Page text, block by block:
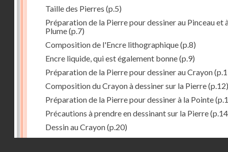
Taille des Pierres (p.5)
Préparation de la Pierre pour dessiner au Pinceau et
Plume(p.7)
Composition de l'Encre lithographique(p.8)
Encre liquide, qui est également bonne(p.9)
Préparation de la Pierre pour dessiner au Crayon
Composition du Crayon à dessiner sur la Pierre(p.12)
Préparation de la Pierre pour dessiner à la Pointe
Précautions à prendre en dessinant sur la Pierre
Dessin au Crayon(p.20)
Dessin à l'Encre(p.21)